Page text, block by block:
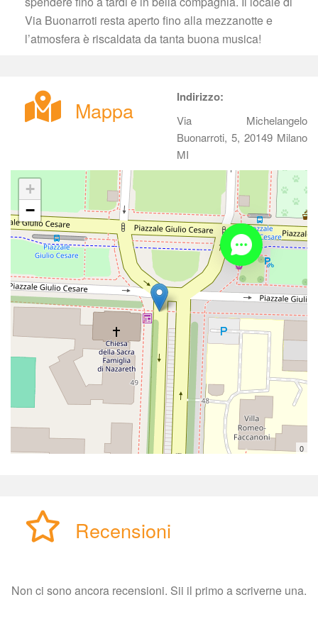
Via Buonarroti resta aperto fino alla mezzanotte e
l’atmosfera è riscaldata da tanta buona musica!
Mappa Indirizzo:
Via Michelangelo
Buonarroti, 5, 20149 Milano
MI
+
−
0
Recensioni
Non ci sono ancora recensioni. Sii il primo a scriverne una.